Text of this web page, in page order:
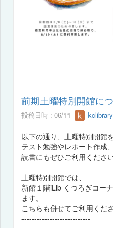
前期土曜特別開館に
投稿日時 : 06/11 kclibrary
以下の通り、土曜特別開館
テスト勉強やレポート作成
読書にもぜひご利用くださ
土曜特別開館では、
新館１階iLib くつろぎコー
ます。
こちらも併せてご利用くださ
---------------------------